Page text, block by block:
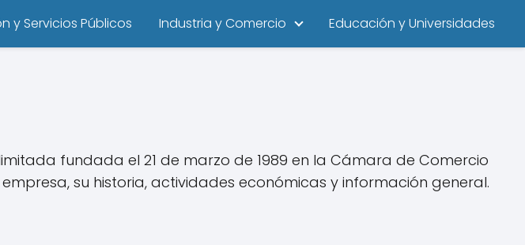
y Servicios Públicos Industria y Comercio Educación y Universidades
fundada el 21 de marzo de 1989 en la Cámara de Comercio
su historia, actividades económicas y información general.